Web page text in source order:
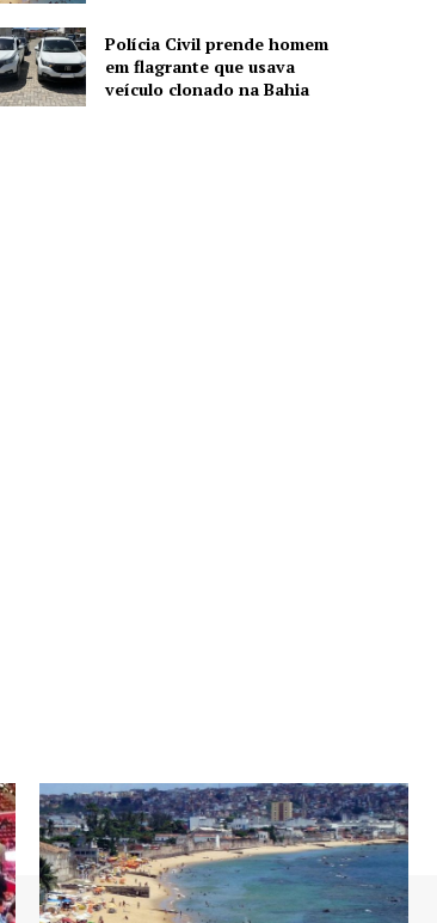
Polícia Civil prende homem
em flagrante que usava
veículo clonado na Bahia